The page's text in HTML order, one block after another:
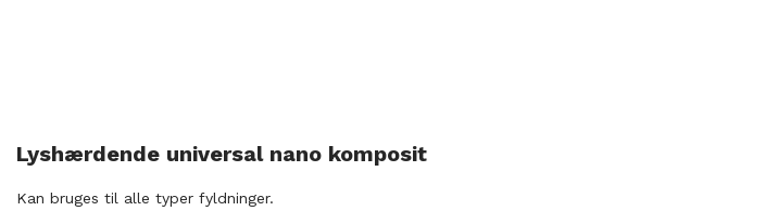
Lyshærdende universal nano komposit
Kan bruges til alle typer fyldninger.